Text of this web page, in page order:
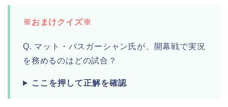
※おまけクイズ※
Q. マット・バスガーシャン氏が、開幕戦で実況
を務めるのはどの試合？
ここを押して正解を確認